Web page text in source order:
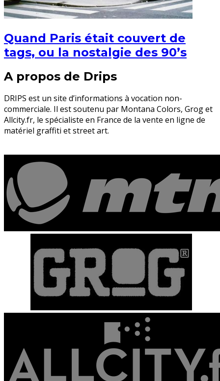
Quand Paris était couvert de
tags, ou la nostalgie des 90’s
A propos de Drips
DRIPS est un site d’informations à vocation non-
commerciale. Il est soutenu par Montana Colors, Grog et
Allcity.fr, le spécialiste en France de la vente en ligne de
matériel graffiti et street art.